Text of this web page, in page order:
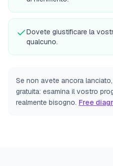
Dovete giustificare la
qualcuno.
Se non avete ancora
gratuita: esamina il vostro
realmente bisogno. Free